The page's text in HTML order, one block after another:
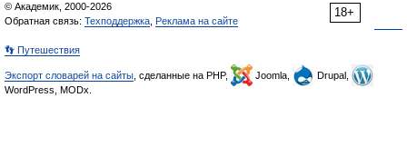
18+
© Академик, 2000-2026
Обратная связь: Техподдержка Реклама на сайте
👣 Путешествия
Экспорт словарей на сайты , сделанные на PHP, Joomla,
Drupal,
WordPress, MODx.